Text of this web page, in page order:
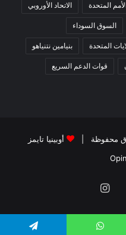
المتحدة الاتحاد الأوروبي
السوق السوداء
المتحدة بنيامين نتنياهو
قوات الدعم السريع
أوبينيا تايمز
انستقرام